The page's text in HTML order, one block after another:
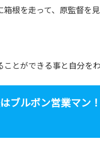
根を走って、原監督を見
とができる事と自分を
ブルボン営業マン